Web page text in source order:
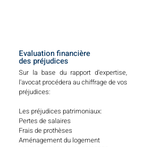
Evaluation financière
des préjudices
Sur la base du rapport d'expertise,
l'avocat procédera au chiffrage de vos
préjudices:
Les préjudices patrimoniaux:
Pertes de salaires
Frais de prothèses
Aménagement du logement